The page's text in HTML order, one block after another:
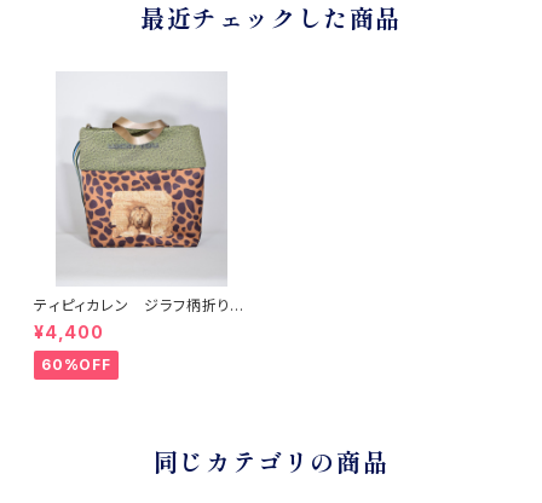
最近チェックした商品
ティピィカレン ジラフ柄折り返
しスクエア2wayバッグ
¥4,400
60%OFF
同じカテゴリの商品